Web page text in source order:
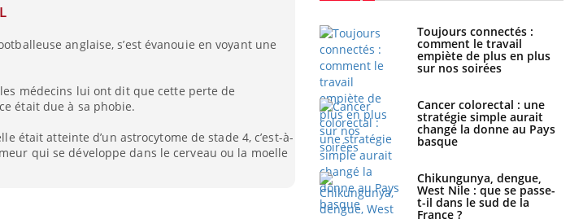
anglaise, s’est évanouie en voyant une
les médecins lui ont dit que cette perte de
était due à sa phobie.
était atteinte d’un astrocytome de stade 4, c’est-à-
qui se développe dans le cerveau ou la moelle
rapport s’interroge sur
son taux élevé en France
Toujours connectés :
comment le travail
empiète de plus en plus
sur nos soirées
Cancer colorectal : une
stratégie simple aurait
changé la donne au Pays
basque
Chikungunya, dengue,
West Nile : que se passe-
t-il dans le sud de la
France ?